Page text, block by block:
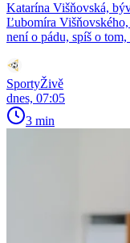
Katarína Višňovská,
Ľubomíra
není o pádu, spíš o
SportyŽivě
dnes, 07:05
3 min